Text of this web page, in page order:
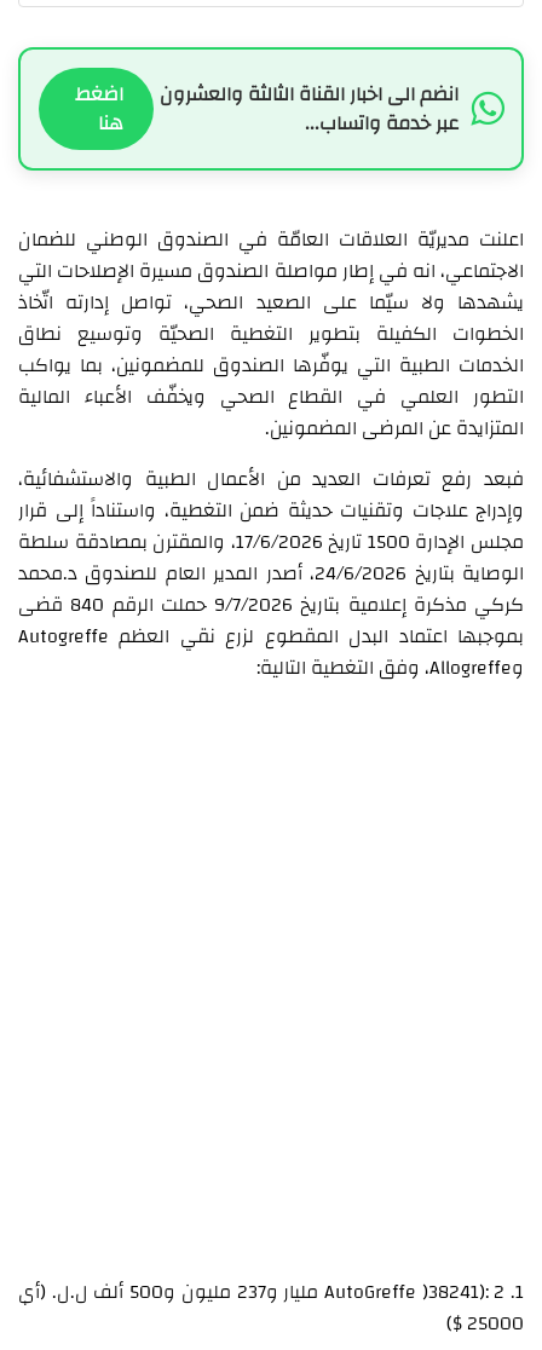
انضم الى اخبار القناة الثالثة والعشرون
عبر خدمة واتساب...
اضغط
هنا
اعلنت مديريّة العلاقات العامّة في الصندوق الوطني للضمان
الاجتماعي، انه في إطار مواصلة الصندوق مسيرة الإصلاحات التي
يشهدها ولا سيّما على الصعيد الصحي، تواصل إدارته اتّخاذ
الخطوات الكفيلة بتطوير التغطية الصحيّة وتوسيع نطاق
الخدمات الطبية التي يوفّرها الصندوق للمضمونين، بما يواكب
التطور العلمي في القطاع الصحي ويخفّف الأعباء المالية
المتزايدة عن المرضى المضمونين.
فبعد رفع تعرفات العديد من الأعمال الطبية والاستشفائية،
وإدراج علاجات وتقنيات حديثة ضمن التغطية، واستناداً إلى قرار
مجلس الإدارة 1500 تاريخ 17/6/2026، والمقترن بمصادقة سلطة
الوصاية بتاريخ 24/6/2026، أصدر المدير العام للصندوق د.محمد
كركي مذكرة إعلامية بتاريخ 9/7/2026 حملت الرقم 840 قضى
بموجبها اعتماد البدل المقطوع لزرع نقي العظم Autogreffe
وAllogreffe، وفق التغطية التالية:
1. AutoGreffe )38241): 2 مليار و237 مليون و500 ألف ل.ل. (أي
25000 $)